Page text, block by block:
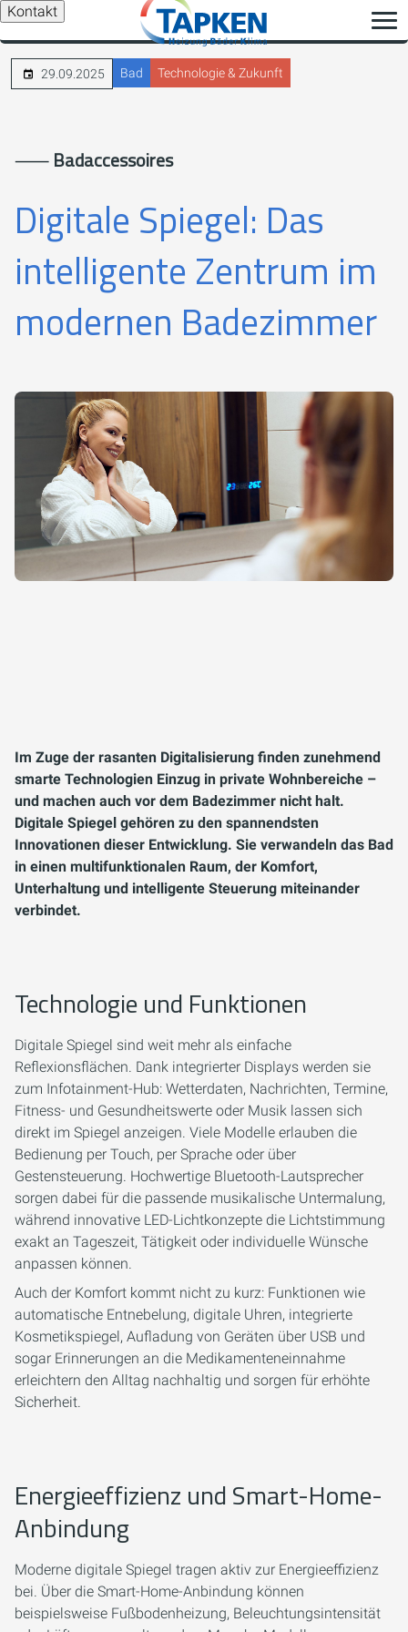
Kontakt
29.09.2025 Bad Technologie & Zukunft
⸺Badaccessoires
Digitale Spiegel: Das
intelligente Zentrum im
modernen Badezimmer
Im Zuge der rasanten Digitalisierung finden zunehmend
smarte Technologien Einzug in private Wohnbereiche –
und machen auch vor dem Badezimmer nicht halt.
Digitale Spiegel gehören zu den spannendsten
Innovationen dieser Entwicklung. Sie verwandeln das Bad
in einen multifunktionalen Raum, der Komfort,
Unterhaltung und intelligente Steuerung miteinander
verbindet.
Technologie und Funktionen
Digitale Spiegel sind weit mehr als einfache
Reflexionsflächen. Dank integrierter Displays werden sie
zum Infotainment-Hub: Wetterdaten, Nachrichten, Termine,
Fitness- und Gesundheitswerte oder Musik lassen sich
direkt im Spiegel anzeigen. Viele Modelle erlauben die
Bedienung per Touch, per Sprache oder über
Gestensteuerung. Hochwertige Bluetooth-Lautsprecher
sorgen dabei für die passende musikalische Untermalung,
während innovative LED-Lichtkonzepte die Lichtstimmung
exakt an Tageszeit, Tätigkeit oder individuelle Wünsche
anpassen können.
Auch der Komfort kommt nicht zu kurz: Funktionen wie
automatische Entnebelung, digitale Uhren, integrierte
Kosmetikspiegel, Aufladung von Geräten über USB und
sogar Erinnerungen an die Medikamenteneinnahme
erleichtern den Alltag nachhaltig und sorgen für erhöhte
Sicherheit.
Energieeffizienz und Smart-Home-
Anbindung
Moderne digitale Spiegel tragen aktiv zur Energieeffizienz
bei. Über die Smart-Home-Anbindung können
beispielsweise Fußbodenheizung, Beleuchtungsintensität